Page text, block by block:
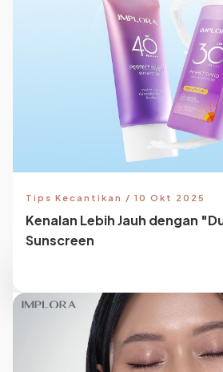
Tips Kecantikan / 10 Okt 2025
Kenalan Lebih Jauh dengan
Sunscreen